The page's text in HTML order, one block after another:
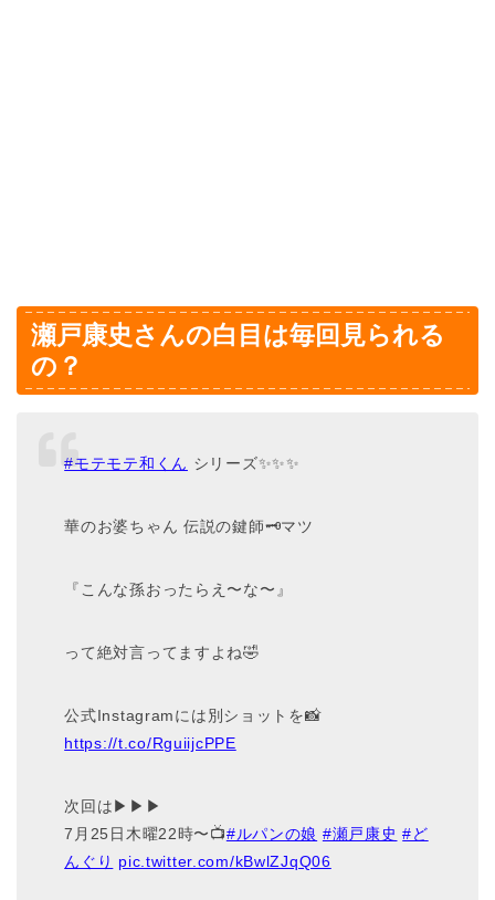
瀬戸康史さんの白目は毎回見られる
の？
#モテモテ和くん シリーズ✨✨✨
華のお婆ちゃん 伝説の鍵師🗝マツ
『こんな孫おったらえ〜な〜』
って絶対言ってますよね🤣
公式Instagramには別ショットを📸
https://t.co/RguiijcPPE
次回は▶︎▶︎▶︎
7月25日木曜22時〜📺#ルパンの娘 #瀬戸康史 #ど
んぐり pic.twitter.com/kBwlZJqQ06